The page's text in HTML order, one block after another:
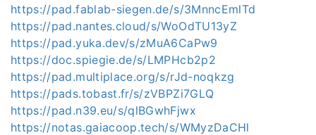
https://pad.fablab-siegen.de/s/3MnncEmlTd
https://pad.nantes.cloud/s/WoOdTU13yZ
https://pad.yuka.dev/s/zMuA6CaPw9
https://doc.spiegie.de/s/LMPHcb2p2
https://pad.multiplace.org/s/rJd-noqkzg
https://pads.tobast.fr/s/zVBPZi7GLQ
https://pad.n39.eu/s/qlBGwhFjwx
https://notas.gaiacoop.tech/s/WMyzDaCHl